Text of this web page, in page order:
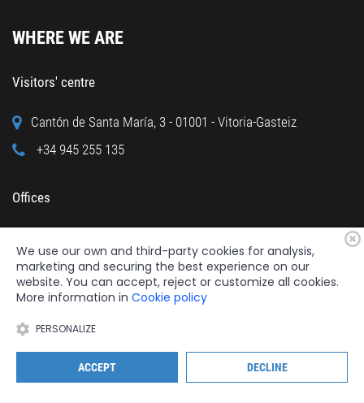
WHERE WE ARE
Visitors' centre
Cantón de Santa María, 3 - 01001 - Vitoria-Gasteiz
+34 945 255 135
Offices
+34 945 122 160
2026 © Fundación Catedral Santa María All rights reserved.
We use our own and third-party cookies for analysis,
marketing and securing the best experience on our
website. You can accept, reject or customize all cookies.
More information in Cookie policy
PERSONALIZE
ACCEPT DECLINE